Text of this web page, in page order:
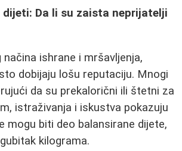
dijeti: Da li su zaista neprijatelji
ishrane i mršavljenja,
dobijaju lošu reputaciju. Mnogi
da su prekalorični ili štetni za
istraživanja i iskustva pokazuju
mogu biti deo balansirane dijete,
kilograma.